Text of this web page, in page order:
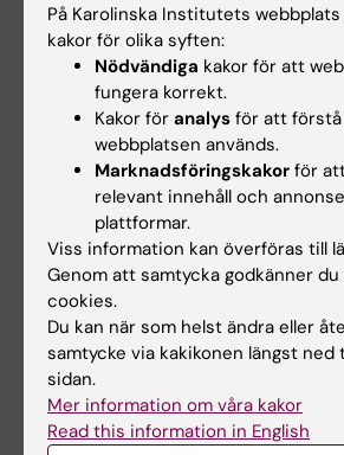
Epidemiologi
Uppdaterad av:
Gunilla Sonnebring 2023-02-02
Innehållsgranskare:
Gunilla Sonnebring
Dela
Relaterade artiklar
På Karolinska Institutets
kakor för olika syften:
Nödvändiga kakor för att
fungera korrekt.
Kakor för analys för att
webbplatsen används.
Marknadsföringskakor för
relevant innehåll och
plattformar.
Viss information kan överföras till
Genom att samtycka godkänner
cookies.
Du kan när som helst ändra eller
samtycke via kakikonen längst ned
sidan.
Mer information om våra kakor
Read this information in English